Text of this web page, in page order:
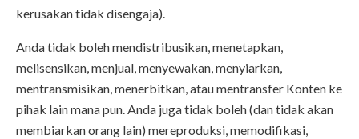
kerusakan tidak disengaja).
Anda tidak boleh mendistribusikan, menetapkan,
melisensikan, menjual, menyewakan, menyiarkan,
mentransmisikan, menerbitkan, atau mentransfer Konten ke
pihak lain mana pun. Anda juga tidak boleh (dan tidak akan
membiarkan orang lain) mereproduksi, memodifikasi,